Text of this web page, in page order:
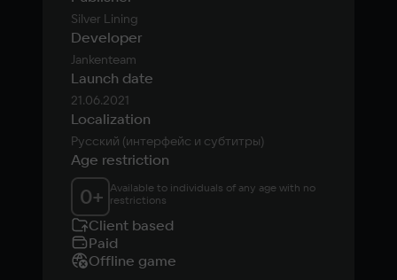
Silver Lining
Developer
Jankenteam
Launch date
21.06.2021
Localization
Русский (интерфейс и субтитры)
Age restriction
0+ Available to individuals of any age with no
restrictions
Client based
Paid
Offline game